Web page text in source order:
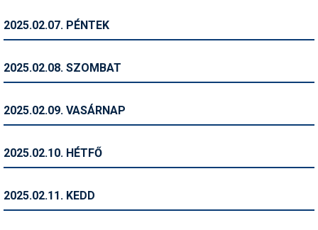
Magazinok
Pályázatok
Síbérletárak
2025.02.07. PÉNTEK
2025.02.08. SZOMBAT
2025.02.09. VASÁRNAP
2025.02.10. HÉTFŐ
2025.02.11. KEDD